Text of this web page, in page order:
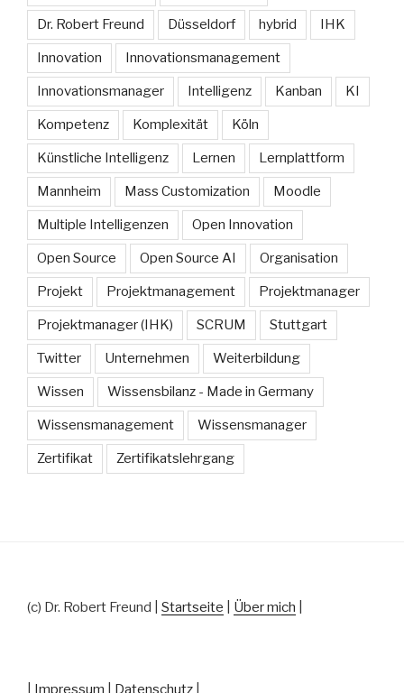
Dr. Robert Freund Düsseldorf hybrid IHK
Innovation Innovationsmanagement
Innovationsmanager Intelligenz Kanban KI
Kompetenz Komplexität Köln
Künstliche Intelligenz Lernen Lernplattform
Mannheim Mass Customization Moodle
Multiple Intelligenzen Open Innovation
Open Source Open Source AI Organisation
Projekt Projektmanagement Projektmanager
Projektmanager (IHK) SCRUM Stuttgart
Twitter Unternehmen Weiterbildung
Wissen Wissensbilanz - Made in Germany
Wissensmanagement Wissensmanager
Zertifikat Zertifikatslehrgang
(c) Dr. Robert Freund | Startseite Über mich
Impressum Datenschutz